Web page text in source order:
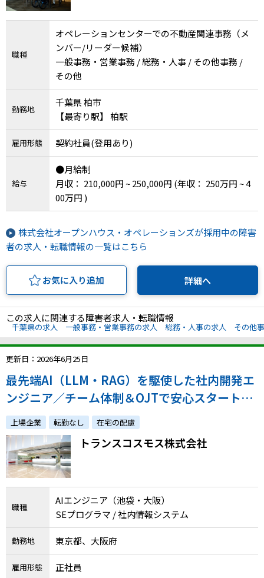
職種
オペレーションセンターでの不動産関連事務（メ
ンバー/リーダー候補）
一般事務・営業事務 / 総務・人事 / その他事務 /
その他
勤務地
千葉県 柏市
【最寄り駅】 柏駅
雇用形態 契約社員(登用あり)
給与
●月給制
月収： 210,000円 ~ 250,000円 (年収： 250万円 ~ 4
00万円 )
株式会社オープンハウス・オペレーションズが採用中の障害
者の求人・転職情報の一覧はこちら
お気に入り追加 詳細へ
この求人に関連する障害者求人・転職情報
千葉県の求人 一般事務・営業事務の求人 総務・人事の求人 その他
更新日：2026年6月25日
最先端AI（LLM・RAG）を駆使した社内開発エ
ンジニア／チーム体制＆OJTで安心スタート◆
障害者専門の相談窓口あり
上場企業 転勤なし 在宅の配慮
トランスコスモス株式会社
職種
AIエンジニア（池袋・大阪）
SEプログラマ / 社内情報システム
勤務地 東京都、大阪府
雇用形態 正社員